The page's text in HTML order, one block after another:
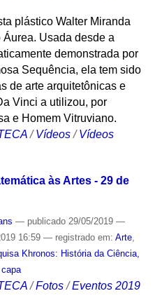
plástico Walter Miranda
Usada desde a
demonstrada por
Sequência, ela tem sido
de arte arquitetônicas e
Vinci a utilizou, por
e Homem Vitruviano.
/Vídeos /Vídeos
às Artes - 29 de
— publicado29/05/2019 —
16:59 — registrado em: Arte,
Khronos: História da Ciência,
capa
/Fotos /Eventos 2019